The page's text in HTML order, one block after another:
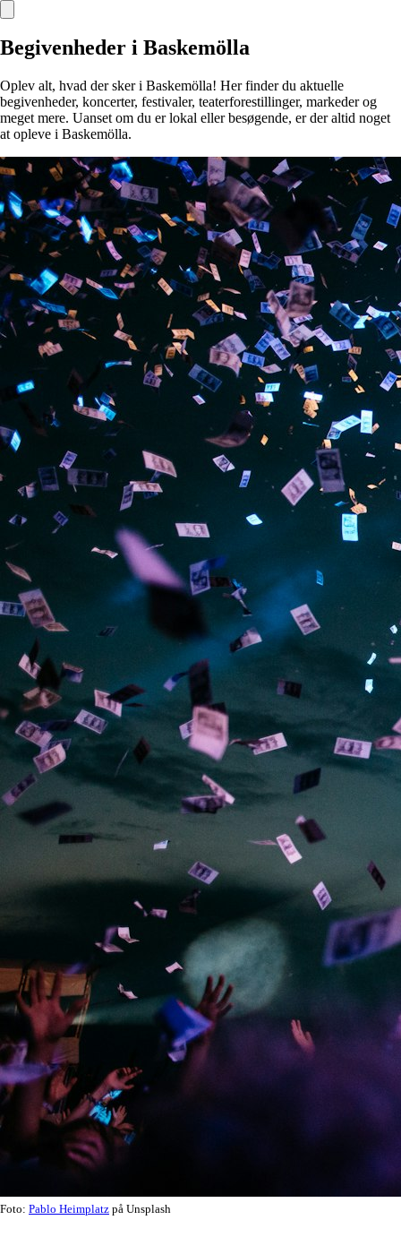
Begivenheder i Baskemölla
Oplev alt, hvad der sker i Baskemölla! Her finder du aktuelle
begivenheder, koncerter, festivaler, teaterforestillinger, markeder og
meget mere. Uanset om du er lokal eller besøgende, er der altid noget
at opleve i Baskemölla.
Foto: Pablo Heimplatz på Unsplash